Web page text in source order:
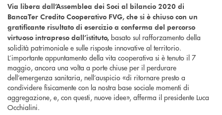
Via libera dall’Assemblea dei Soci al bilancio 2020 di
BancaTer Credito Cooperativo FVG, che si è chiuso con un
gratificante risultato di esercizio a conferma del percorso
virtuoso intrapreso dall’istituto, basato sul rafforzamento della
solidità patrimoniale e sulle risposte innovative al territorio.
L’importante appuntamento della vita cooperativa si è tenuto il 7
maggio, ancora una volta a porte chiuse per il perdurare
dell’emergenza sanitaria, nell’auspicio «di ritornare presto a
condividere fisicamente con la nostra base sociale momenti di
aggregazione, e, con questi, nuove idee», afferma il presidente Luca
Occhialini.